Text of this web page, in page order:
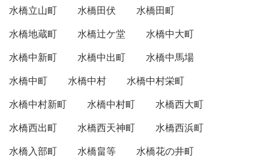
水橋立山町
水橋田伏
水橋田町
水橋地蔵町
水橋辻ケ堂
水橋中大町
水橋中新町
水橋中出町
水橋中馬場
水橋中町
水橋中村
水橋中村栄町
水橋中村新町
水橋中村町
水橋西大町
水橋西出町
水橋西天神町
水橋西浜町
水橋入部町
水橋畠等
水橋花の井町